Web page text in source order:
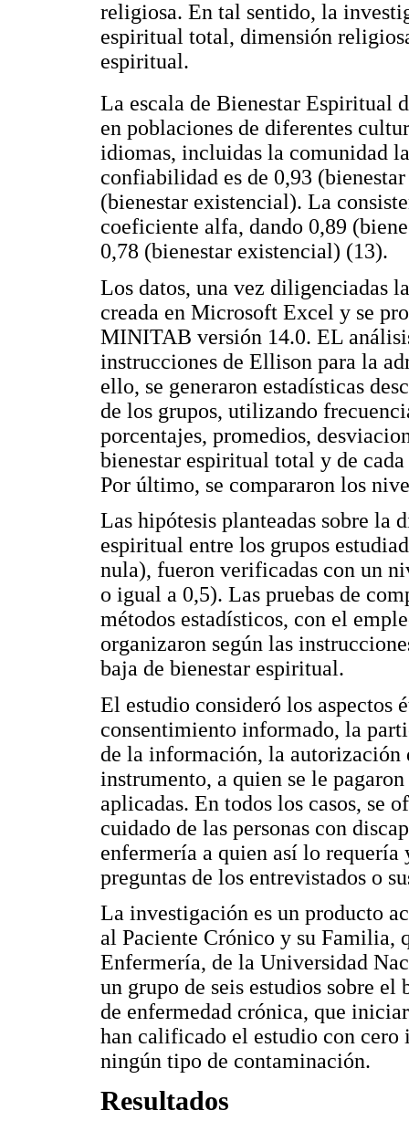
religiosa. En tal sentido, la
espiritual total, dimensión
espiritual.
La escala de Bienestar Espiritual
en poblaciones de diferentes
idiomas, incluidas la comunidad
confiabilidad es de 0,93
(bienestar existencial). La
coeficiente alfa, dando 0,89
0,78 (bienestar existencial) (13).
Los datos, una vez diligenciadas
creada en Microsoft Excel y se
MINITAB versión 14.0. EL
instrucciones de Ellison para la
ello, se generaron estadísticas
de los grupos, utilizando
porcentajes, promedios,
bienestar espiritual total y de
Por último, se compararon los
Las hipótesis planteadas sobre la
espiritual entre los grupos
nula), fueron verificadas con un
o igual a 0,5). Las pruebas de
métodos estadísticos, con el
organizaron según las
baja de bienestar espiritual.
El estudio consideró los aspectos
consentimiento informado, la
de la información, la
instrumento, a quien se le
aplicadas. En todos los casos, se
cuidado de las personas con
enfermería a quien así lo requería
preguntas de los entrevistados o
La investigación es un producto
al Paciente Crónico y su Familia,
Enfermería, de la Universidad
un grupo de seis estudios sobre
de enfermedad crónica, que
han calificado el estudio con cero
ningún tipo de contaminación.
Resultados